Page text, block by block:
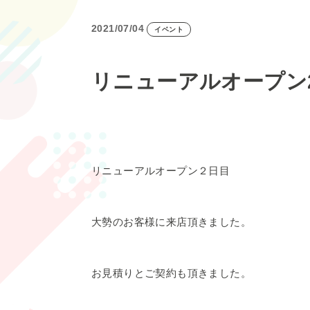
2021/07/04 イベント
リニューアルオープ
リニューアルオープン２日目
大勢のお客様に来店頂きました。
お見積りとご契約も頂きました。